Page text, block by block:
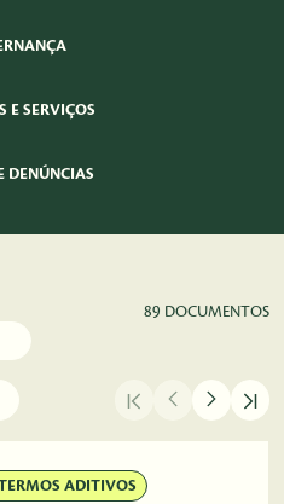
E SERVIÇOS
DENÚNCIAS
89 DOCUMENTOS
ADITIVOS